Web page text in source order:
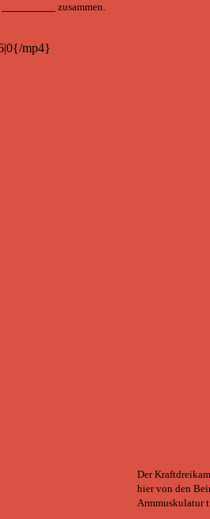
zusammen.
mp4}
Der
hier von den
Armmuskulatur